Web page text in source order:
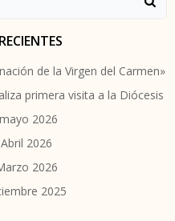
de la Virgen del Carmen»
primera visita a la Diócesis
2026
2026
2026
2025